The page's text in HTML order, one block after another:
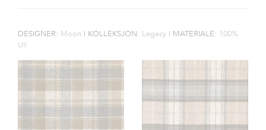
TIL
GRATIS
PRØVER
DESIGNER: Moon | KOLLEKSJON: Legacy | MATERIALE: 100%
Ull